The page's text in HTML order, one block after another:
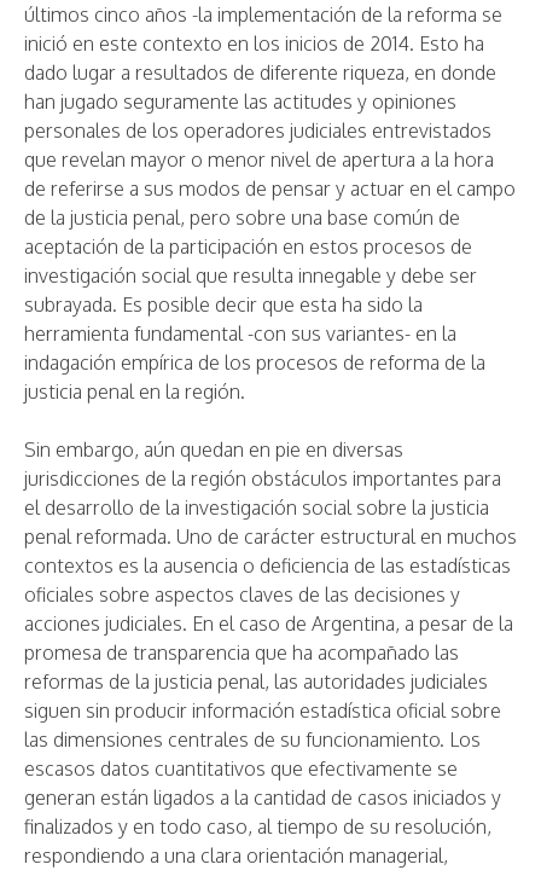
últimos cinco años -la implementación de la reforma se
inició en este contexto en los inicios de 2014. Esto ha
dado lugar a resultados de diferente riqueza, en donde
han jugado seguramente las actitudes y opiniones
personales de los operadores judiciales entrevistados
que revelan mayor o menor nivel de apertura a la hora
de referirse a sus modos de pensar y actuar en el campo
de la justicia penal, pero sobre una base común de
aceptación de la participación en estos procesos de
investigación social que resulta innegable y debe ser
subrayada. Es posible decir que esta ha sido la
herramienta fundamental -con sus variantes- en la
indagación empírica de los procesos de reforma de la
justicia penal en la región.
Sin embargo, aún quedan en pie en diversas
jurisdicciones de la región obstáculos importantes para
el desarrollo de la investigación social sobre la justicia
penal reformada. Uno de carácter estructural en muchos
contextos es la ausencia o deficiencia de las estadísticas
oficiales sobre aspectos claves de las decisiones y
acciones judiciales. En el caso de Argentina, a pesar de la
promesa de transparencia que ha acompañado las
reformas de la justicia penal, las autoridades judiciales
siguen sin producir información estadística oficial sobre
las dimensiones centrales de su funcionamiento. Los
escasos datos cuantitativos que efectivamente se
generan están ligados a la cantidad de casos iniciados y
finalizados y en todo caso, al tiempo de su resolución,
respondiendo a una clara orientación managerial,